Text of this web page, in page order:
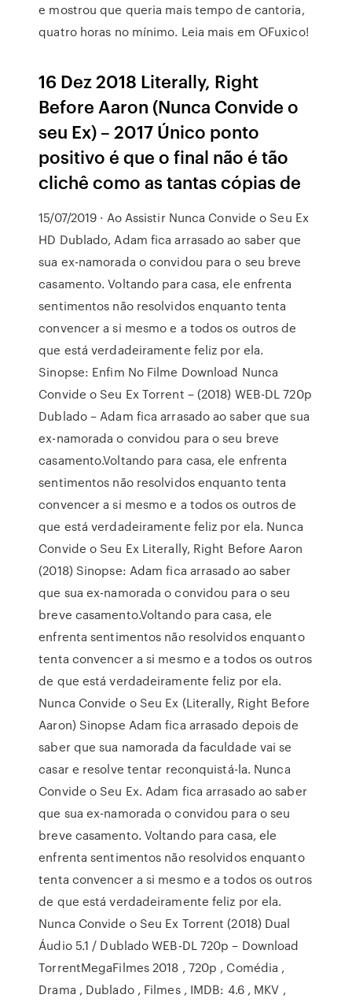
e mostrou que queria mais tempo de cantoria,
quatro horas no mínimo. Leia mais em OFuxico!
16 Dez 2018 Literally, Right
Before Aaron (Nunca Convide o
seu Ex) – 2017 Único ponto
positivo é que o final não é tão
clichê como as tantas cópias de
15/07/2019 · Ao Assistir Nunca Convide o Seu Ex
HD Dublado, Adam fica arrasado ao saber que
sua ex-namorada o convidou para o seu breve
casamento. Voltando para casa, ele enfrenta
sentimentos não resolvidos enquanto tenta
convencer a si mesmo e a todos os outros de
que está verdadeiramente feliz por ela.
Sinopse: Enfim No Filme Download Nunca
Convide o Seu Ex Torrent – (2018) WEB-DL 720p
Dublado – Adam fica arrasado ao saber que sua
ex-namorada o convidou para o seu breve
casamento.Voltando para casa, ele enfrenta
sentimentos não resolvidos enquanto tenta
convencer a si mesmo e a todos os outros de
que está verdadeiramente feliz por ela. Nunca
Convide o Seu Ex Literally, Right Before Aaron
(2018) Sinopse: Adam fica arrasado ao saber
que sua ex-namorada o convidou para o seu
breve casamento.Voltando para casa, ele
enfrenta sentimentos não resolvidos enquanto
tenta convencer a si mesmo e a todos os outros
de que está verdadeiramente feliz por ela.
Nunca Convide o Seu Ex (Literally, Right Before
Aaron) Sinopse Adam fica arrasado depois de
saber que sua namorada da faculdade vai se
casar e resolve tentar reconquistá-la. Nunca
Convide o Seu Ex. Adam fica arrasado ao saber
que sua ex-namorada o convidou para o seu
breve casamento. Voltando para casa, ele
enfrenta sentimentos não resolvidos enquanto
tenta convencer a si mesmo e a todos os outros
de que está verdadeiramente feliz por ela.
Nunca Convide o Seu Ex Torrent (2018) Dual
Áudio 5.1 / Dublado WEB-DL 720p – Download
TorrentMegaFilmes 2018 , 720p , Comédia ,
Drama , Dublado , Filmes , IMDB: 4.6 , MKV ,